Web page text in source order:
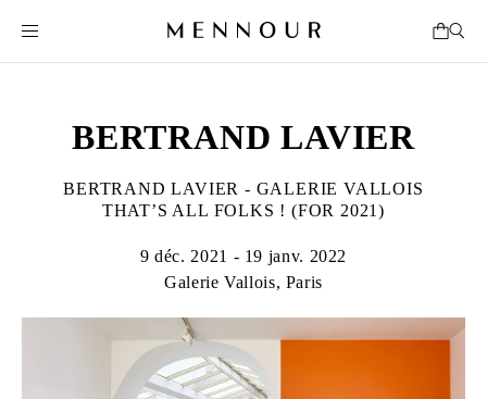
BERTRAND LAVIER
BERTRAND LAVIER - GALERIE VALLOIS
THAT’S ALL FOLKS ! (FOR 2021)
9 déc. 2021 - 19 janv. 2022
Galerie Vallois, Paris